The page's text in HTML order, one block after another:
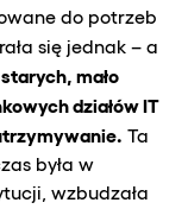
do potrzeb
się jednak – a
mało
działów IT
Ta
była w
wzbudzała